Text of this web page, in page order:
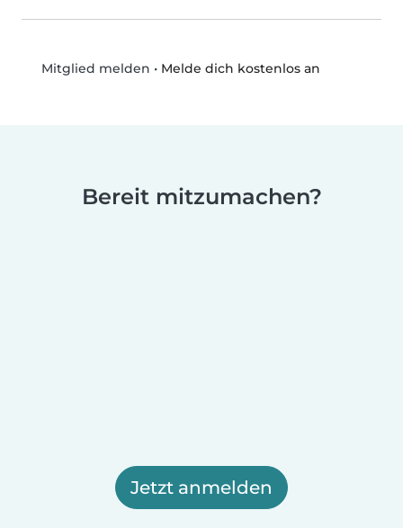
Mitglied melden • Melde dich kostenlos an
Bereit mitzumachen?
Jetzt anmelden